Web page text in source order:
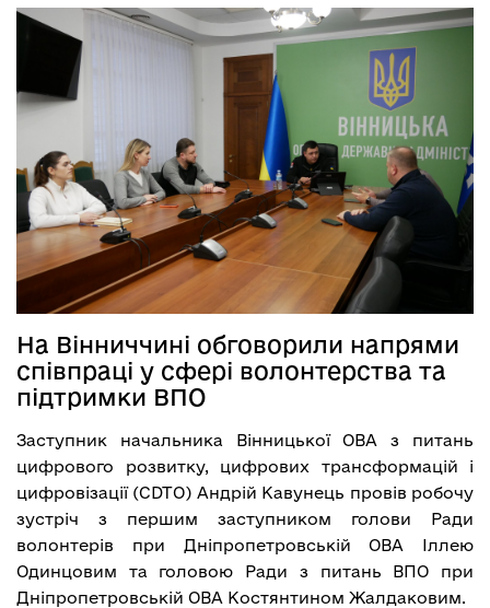
На Вінниччині обговорили напрями
співпраці у сфері волонтерства та
підтримки ВПО
Заступник начальника Вінницької ОВА з питань
цифрового розвитку, цифрових трансформацій і
цифровізації (CDTО) Андрій Кавунець провів робочу
зустріч з першим заступником голови Ради
волонтерів при Дніпропетровській ОВА Іллею
Одинцовим та головою Ради з питань ВПО при
Дніпропетровській ОВА Костянтином Жалдаковим.